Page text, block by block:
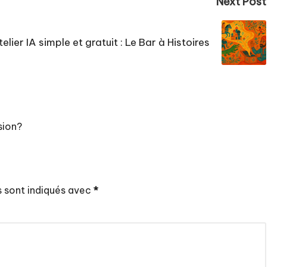
IA simple et gratuit : Le Bar à Histoires
sont indiqués avec *